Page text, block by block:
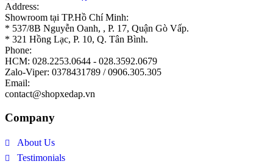
Address:
Showroom tại TP.Hồ Chí Minh:
* 537/8B Nguyễn Oanh, , P. 17, Quận Gò Vấp.
* 321 Hồng Lạc, P. 10, Q. Tân Bình.
Phone:
HCM: 028.2253.0644 - 028.3592.0679
Zalo-Viper: 0378431789 / 0906.305.305
Email:
contact@shopxedap.vn
Company
About Us
Testimonials